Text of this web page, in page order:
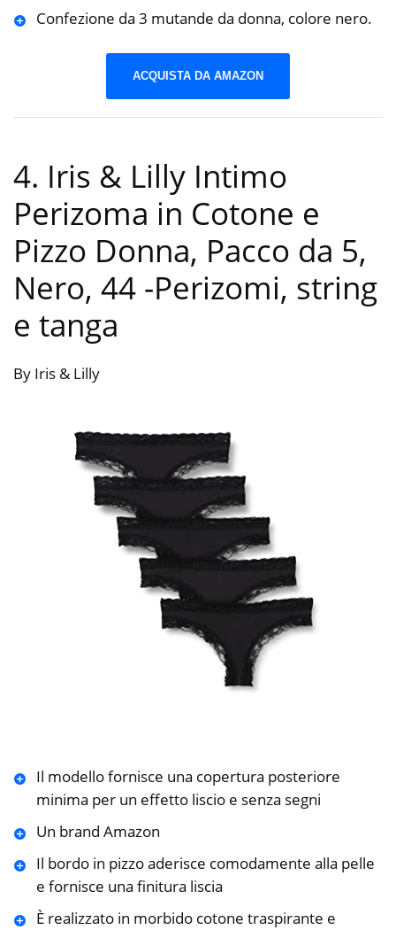
Confezione da 3 mutande da donna, colore nero.
ACQUISTA DA AMAZON
4. Iris & Lilly Intimo
Perizoma in Cotone e
Pizzo Donna, Pacco da 5,
Nero, 44 -Perizomi, string
e tanga
By Iris & Lilly
Il modello fornisce una copertura posteriore
minima per un effetto liscio e senza segni
Un brand Amazon
Il bordo in pizzo aderisce comodamente alla pelle
e fornisce una finitura liscia
È realizzato in morbido cotone traspirante e